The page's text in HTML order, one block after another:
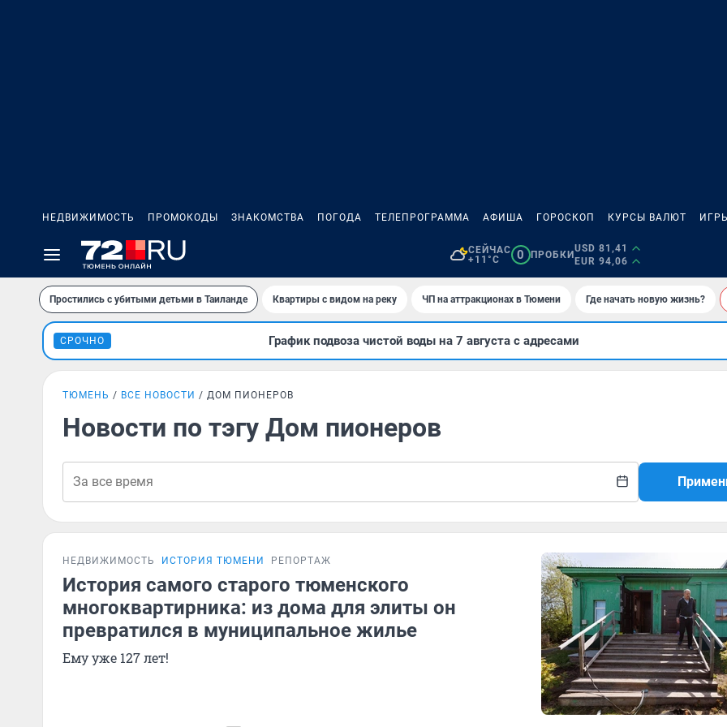
НЕДВИЖИМОСТЬ ПРОМОКОДЫ ЗНАКОМСТВА ПОГОДА ТЕЛЕПРОГРАММА АФИША ГОРОСКОП КУРСЫ ВАЛЮТ
СЕЙЧАС
+11°C
0 ПРОБКИ
USD 81,41
EUR 94,06
Простились с убитыми детьми в Таиланде Квартиры с видом на реку ЧП на аттракционах в Тюмени Где начать новую жизнь?
СРОЧНО График подвоза чистой воды на 7 августа с адресами
ТЮМЕНЬ ВСЕ НОВОСТИ ДОМ ПИОНЕРОВ
Новости по тэгу Дом пионеров
НЕДВИЖИМОСТЬ ИСТОРИЯ ТЮМЕНИ РЕПОРТАЖ
История самого старого тюменского
многоквартирника: из дома для элиты он
превратился в муниципальное жилье
Ему уже 127 лет!